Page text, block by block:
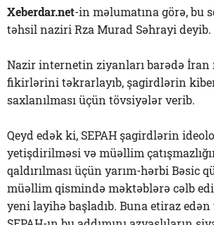
Xeberdar.net-in məlumatına görə, bu
təhsil naziri Rza Murad Səhrayi deyib.
Nazir internetin ziyanları barədə
fikirlərini təkrarlayıb, şagirdlərin
saxlanılması üçün tövsiyələr verib.
Qeyd edək ki, SEPAH şagirdlərin
yetişdirilməsi və müəllim
qaldırılması üçün yarım-hərbi Bəsic
müəllim qismində məktəblərə cəlb
yeni layihə başladıb. Buna etiraz